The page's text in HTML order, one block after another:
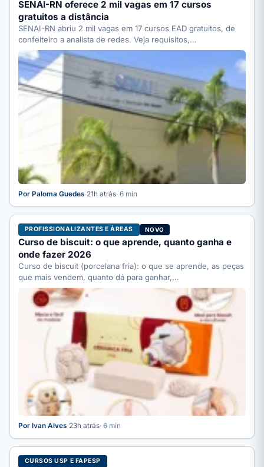
SENAI-RN oferece 2 mil vagas em 17 cursos
gratuitos a distância
SENAI-RN abriu 2 mil vagas em 17 cursos EAD gratuitos, de
confeiteiro a analista de redes. Veja requisitos,…
Por Paloma Guedes·21h atrás· 6 min
PROFISSIONALIZANTES E ÁREAS NOVO
Curso de biscuit: o que aprende, quanto ganha e
onde fazer 2026
Curso de biscuit (porcelana fria): o que se aprende, as peças
que mais vendem, quanto dá para ganhar,…
Por Ivan Alves·23h atrás· 6 min
CURSOS USP E FAPESP